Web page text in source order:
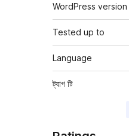
WordPress version
Tested up to
Language
ট্যাগ টি